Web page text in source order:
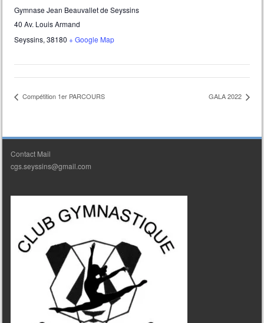
Gymnase Jean Beauvallet de Seyssins
40 Av. Louis Armand
Seyssins, 38180 + Google Map
Compétition 1er PARCOURS GALA 2022
Contact Mail
cgs.seyssins@gmail.com